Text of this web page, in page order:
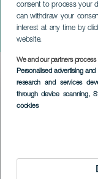
consent to process your
can withdraw your
interest at any time by
website.
We and our partners
Personalised advertising
research and services
through device scanning,
cookies
TENERIFE
Imagen
Listado